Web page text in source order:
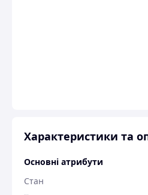
Характеристики та
Основні атрибути
Стан